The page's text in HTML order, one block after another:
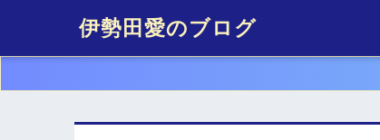
伊勢田愛のブログ